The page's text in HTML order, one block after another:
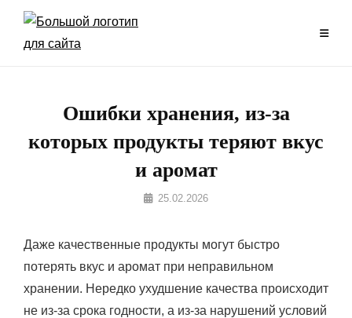
Перейти
содержимому
Ошибки хранения, из-за
которых продукты теряют вкус
и аромат
Автор25.02.2026
Даже качественные продукты могут быстро
потерять вкус и аромат при неправильном
хранении. Нередко ухудшение качества происходит
не из-за срока годности, а из-за нарушений условий